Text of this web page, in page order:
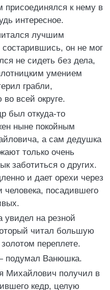
к нему в
интересное.
лучшим
состарившись, он не мог
не сидеть без дела,
умением
грабли,
всей округе.
был откуда-то
ныне покойным
а сам дедушка
только очень
заботиться о других.
и дает орехи через
посадившего
увидел на резной
читал большую
переплете.
подумал Ванюшка.
Михайлович получил в
кедр, целую